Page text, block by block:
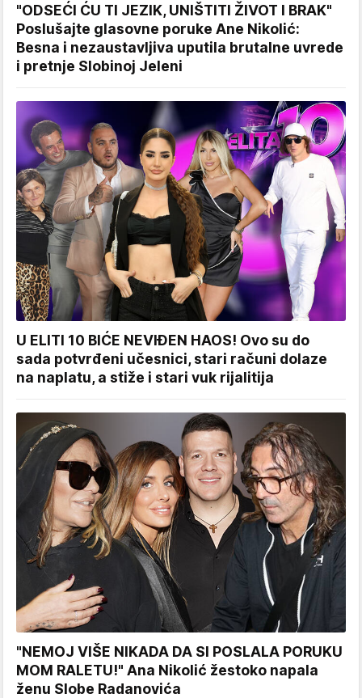
"ODSEĆI ĆU TI JEZIK, UNIŠTITI ŽIVOT I BRAK"
Poslušajte glasovne poruke Ane Nikolić:
Besna i nezaustavljiva uputila brutalne uvrede
i pretnje Slobinoj Jeleni
U ELITI 10 BIĆE NEVIĐEN HAOS! Ovo su do
sada potvrđeni učesnici, stari računi dolaze
na naplatu, a stiže i stari vuk rijalitija
"NEMOJ VIŠE NIKADA DA SI POSLALA PORUKU
MOM RALETU!" Ana Nikolić žestoko napala
ženu Slobe Radanovića